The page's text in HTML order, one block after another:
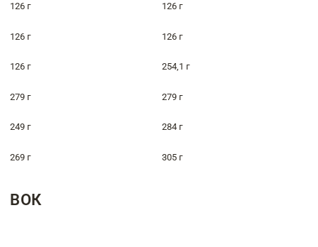
126 г 126 г
126 г 126 г
126 г 254,1 г
279 г 279 г
249 г 284 г
269 г 305 г
ВОК